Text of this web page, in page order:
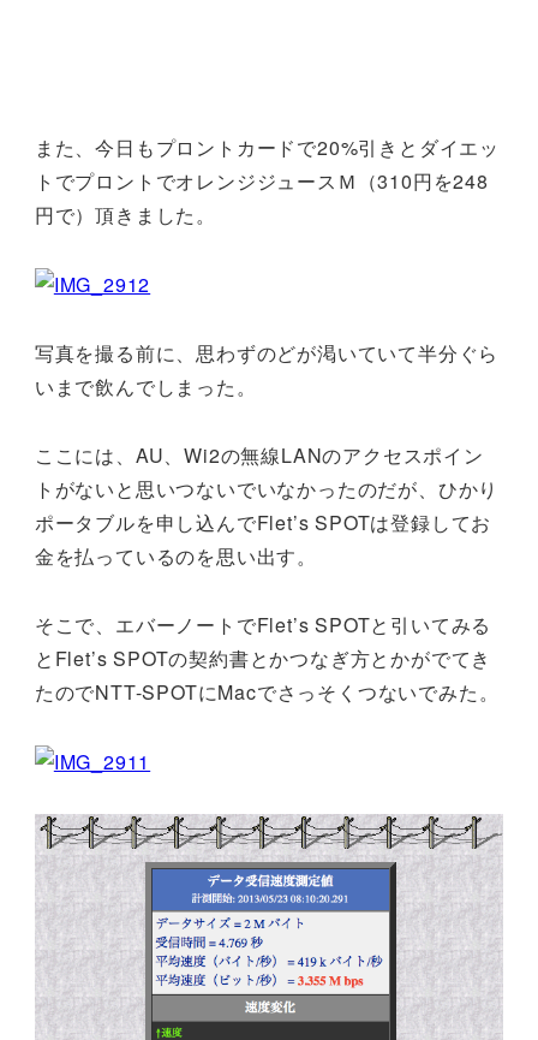
また、今日もプロントカードで20%引きとダイエッ
トでプロントでオレンジジュースＭ（310円を248
円で）頂きました。
写真を撮る前に、思わずのどが渇いていて半分ぐら
いまで飲んでしまった。
ここには、AU、Wi2の無線LANのアクセスポイン
トがないと思いつないでいなかったのだが、ひかり
ポータブルを申し込んでFlet’s SPOTは登録してお
金を払っているのを思い出す。
そこで、エバーノートでFlet’s SPOTと引いてみる
とFlet’s SPOTの契約書とかつなぎ方とかがでてき
たのでNTT-SPOTにMacでさっそくつないでみた。